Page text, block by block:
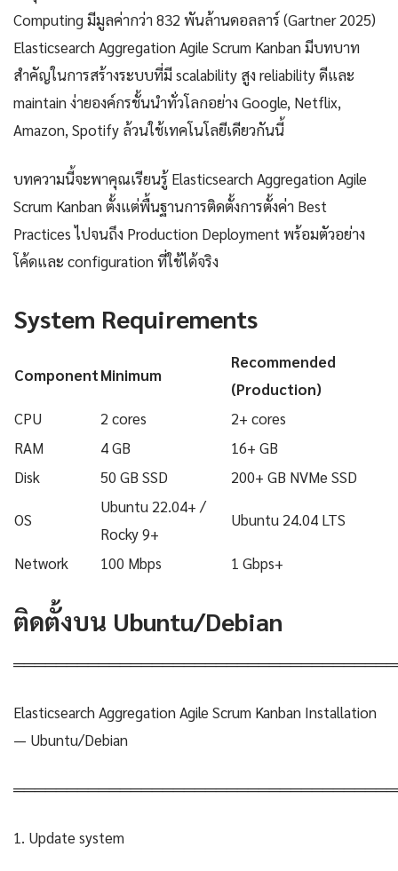
Computing มีมูลค่ากว่า 832 พันล้านดอลลาร์ (Gartner 2025)
Elasticsearch Aggregation Agile Scrum Kanban มีบทบาท
สำคัญในการสร้างระบบที่มี scalability สูง reliability ดีและ
maintain ง่ายองค์กรชั้นนำทั่วโลกอย่าง Google, Netflix,
Amazon, Spotify ล้วนใช้เทคโนโลยีเดียวกันนี้
บทความนี้จะพาคุณเรียนรู้ Elasticsearch Aggregation Agile
Scrum Kanban ตั้งแต่พื้นฐานการติดตั้งการตั้งค่า Best
Practices ไปจนถึง Production Deployment พร้อมตัวอย่าง
โค้ดและ configuration ที่ใช้ได้จริง
System Requirements
ComponentMinimum
Recommended
(Production)
CPU
2 cores
2+ cores
RAM
4 GB
16+ GB
Disk
50 GB SSD 200+ GB NVMe SSD
OS
Ubuntu 22.04+ /
Rocky 9+
Ubuntu 24.04 LTS
Network 100 Mbps 1 Gbps+
ติดตั้งบน Ubuntu/Debian
Elasticsearch Aggregation Agile Scrum Kanban Installation
— Ubuntu/Debian
1. Update system